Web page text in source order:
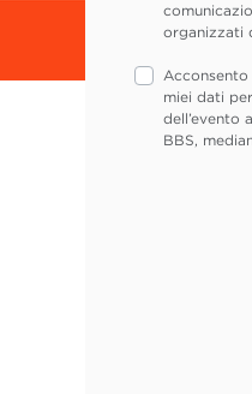
organizzati
miei dati
dell’evento
BBS,